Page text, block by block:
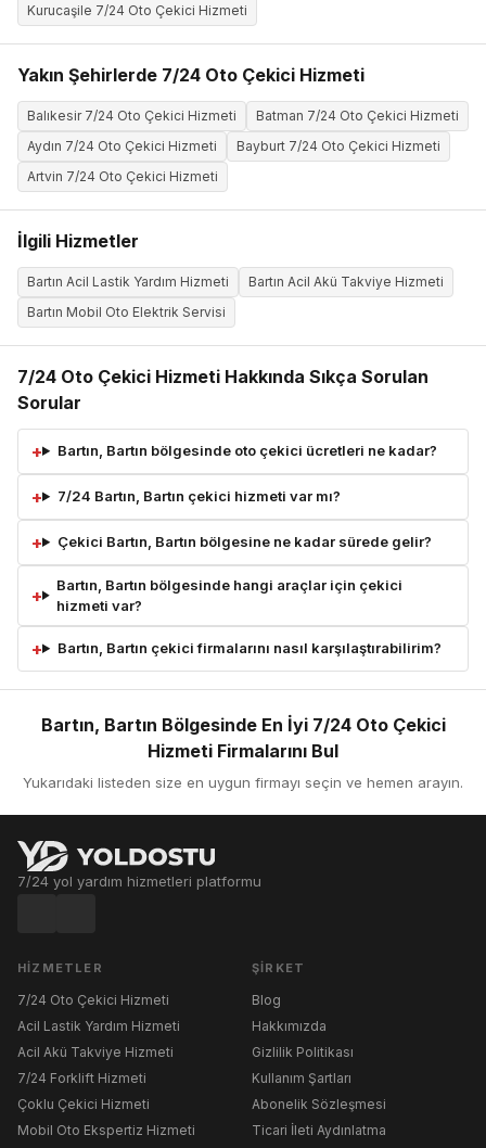
Kurucaşile 7/24 Oto Çekici Hizmeti
Yakın Şehirlerde 7/24 Oto Çekici Hizmeti
Balıkesir 7/24 Oto Çekici Hizmeti
Batman 7/24 Oto Çekici Hizmeti
Aydın 7/24 Oto Çekici Hizmeti
Bayburt 7/24 Oto Çekici Hizmeti
Artvin 7/24 Oto Çekici Hizmeti
İlgili Hizmetler
Bartın Acil Lastik Yardım Hizmeti
Bartın Acil Akü Takviye Hizmeti
Bartın Mobil Oto Elektrik Servisi
7/24 Oto Çekici Hizmeti Hakkında Sıkça Sorulan
Sorular
Bartın, Bartın bölgesinde oto çekici ücretleri ne kadar?
7/24 Bartın, Bartın çekici hizmeti var mı?
Çekici Bartın, Bartın bölgesine ne kadar sürede gelir?
Bartın, Bartın bölgesinde hangi araçlar için çekici
hizmeti var?
Bartın, Bartın çekici firmalarını nasıl karşılaştırabilirim?
Bartın, Bartın Bölgesinde En İyi 7/24 Oto Çekici
Hizmeti Firmalarını Bul
Yukarıdaki listeden size en uygun firmayı seçin ve hemen arayın.
7/24 yol yardım hizmetleri platformu
HIZMETLER
7/24 Oto Çekici Hizmeti
Acil Lastik Yardım Hizmeti
Acil Akü Takviye Hizmeti
7/24 Forklift Hizmeti
Çoklu Çekici Hizmeti
Mobil Oto Ekspertiz Hizmeti
ŞIRKET
Blog
Hakkımızda
Gizlilik Politikası
Kullanım Şartları
Abonelik Sözleşmesi
Ticari İleti Aydınlatma